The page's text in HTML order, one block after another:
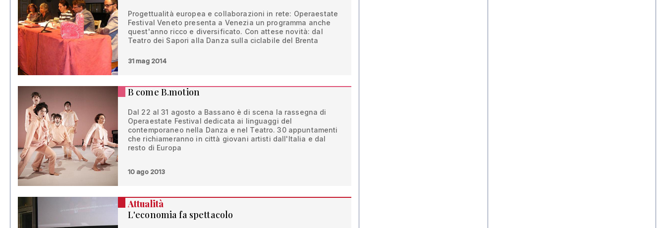
Progettualità europea e collaborazioni in rete: Operaestate
Festival Veneto presenta a Venezia un programma anche
quest'anno ricco e diversificato. Con attese novità: dal
Teatro dei Sapori alla Danza sulla ciclabile del Brenta
31 mag 2014
B come B.motion
Dal 22 al 31 agosto a Bassano è di scena la rassegna di
Operaestate Festival dedicata ai linguaggi del
contemporaneo nella Danza e nel Teatro. 30 appuntamenti
che richiameranno in città giovani artisti dall'Italia e dal
resto di Europa
10 ago 2013
Attualità
L'economia fa spettacolo